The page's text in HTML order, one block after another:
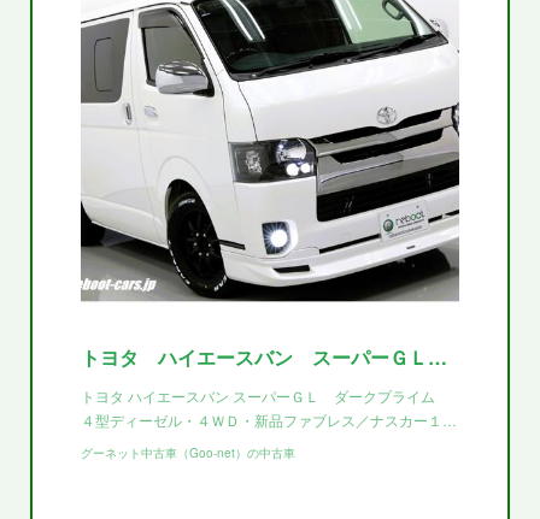
トヨタ ハイエースバン スーパーＧＬ ダークプライム ４型ディーゼル・４ＷＤ・新品ファブレス／ナスカー１７インチ・玄武１．５インチダウン・モデリスタフロントスポイラー・ベットキット・インナーブラックヘ
トヨタ ハイエースバン スーパーＧＬ ダークプライム
４型ディーゼル・４ＷＤ・新品ファブレス／ナスカー１…
グーネット中古車（Goo-net）の中古車